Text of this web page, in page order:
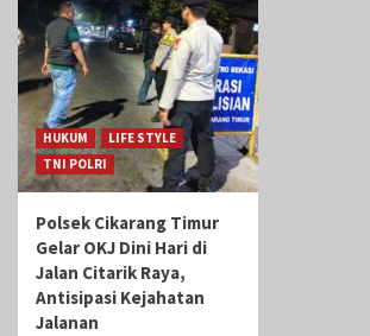
HUKUM
LIFE STYLE
TNI POLRI
Polsek Cikarang Timur
Gelar OKJ Dini Hari di
Jalan Citarik Raya,
Antisipasi Kejahatan
Jalanan